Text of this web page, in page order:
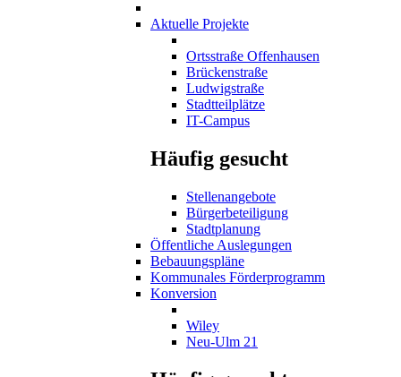
Aktuelle Projekte
Ortsstraße Offenhausen
Brückenstraße
Ludwigstraße
Stadtteilplätze
IT-Campus
Häufig gesucht
Stellenangebote
Bürgerbeteiligung
Stadtplanung
Öffentliche Auslegungen
Bebauungspläne
Kommunales Förderprogramm
Konversion
Wiley
Neu-Ulm 21